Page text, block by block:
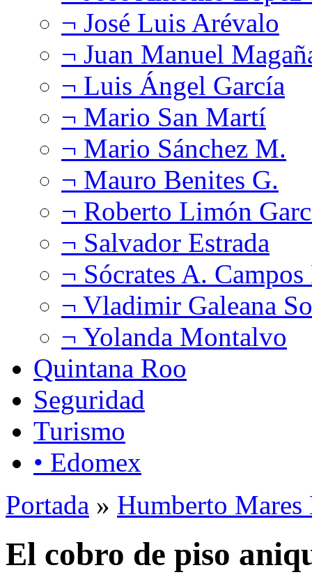
¬ José Luis Arévalo
¬ Juan Manuel
¬ Luis Ángel García
¬ Mario San Martí
¬ Mario Sánchez M.
¬ Mauro Benites G.
¬ Roberto Limón
¬ Salvador Estrada
¬ Sócrates A.
¬ Vladimir Galeana
¬ Yolanda Montalvo
Quintana Roo
Seguridad
Turismo
• Edomex
Portada » Humberto Mares
El cobro de piso